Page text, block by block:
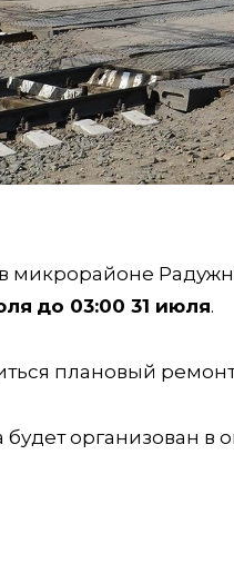
микрорайоне
до 03:00 31 июля.
плановый
будет организован в